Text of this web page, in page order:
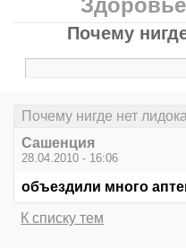
Почему
Почему нигде нет
Сашенция
28.04.2010 - 16:06
объездили много
К списку тем